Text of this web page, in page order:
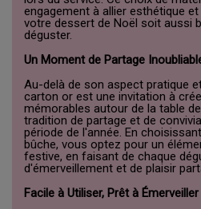
engagement à allier esthétique
votre dessert de Noël soit aussi
déguster.
Un Moment de Partage
Au-delà de son aspect pratique
carton or est une invitation à
mémorables autour de la table
tradition de partage et de
période de l'année. En
bûche, vous optez pour un
festive, en faisant de chaque
d'émerveillement et de plaisir
Facile à Utiliser, Prêt à Émerveiller